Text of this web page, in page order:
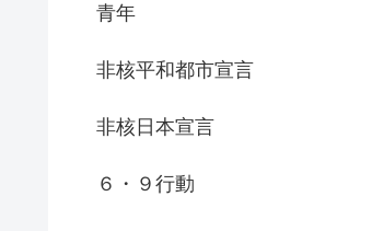
青年
非核平和都市宣言
非核日本宣言
６・９行動